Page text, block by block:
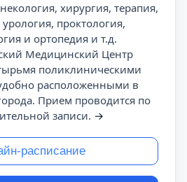
хирургия, терапия,
проктология,
и ортопедия и т.д.
Медицинский Центр
поликлиническими
расположенными в
Прием проводится по
записи. →
расписание